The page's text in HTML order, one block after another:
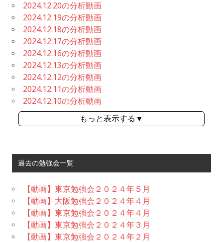
2024.12.20の分析動画
2024.12.19の分析動画
2024.12.18の分析動画
2024.12.17の分析動画
2024.12.16の分析動画
2024.12.13の分析動画
2024.12.12の分析動画
2024.12.11の分析動画
2024.12.10の分析動画
もっと表示する▼
過去の勉強会一覧
【動画】東京勉強会２０２４年５月
【動画】大阪勉強会２０２４年４月
【動画】東京勉強会２０２４年４月
【動画】東京勉強会２０２４年３月
【動画】東京勉強会２０２４年２月